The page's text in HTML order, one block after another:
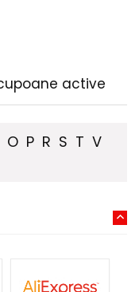
active
O P R S T V